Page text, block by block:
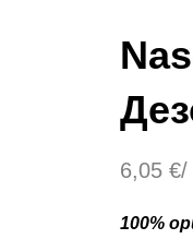
6,05€/
100%